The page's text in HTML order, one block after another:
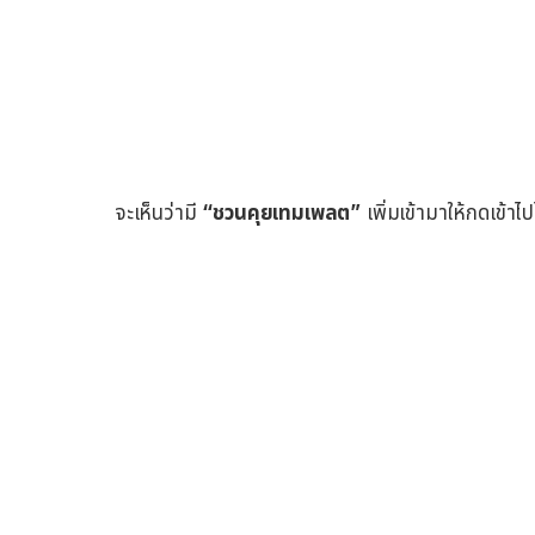
จะเห็นว่ามี “ชวนคุยเทมเพลต” เพิ่มเข้ามาให้กดเข้าไ